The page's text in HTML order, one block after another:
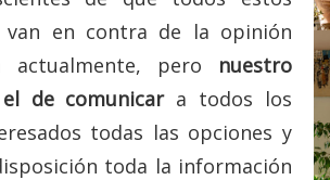
van en contra de la opinión
actualmente, pero nuestro
de comunicara todos los
todas las opciones y
toda la información